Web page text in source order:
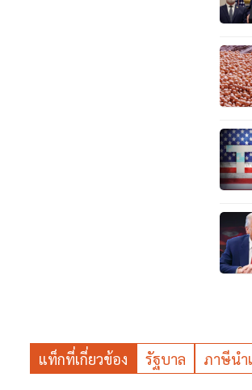
แท็กที่เกี่ยวข้อง รัฐบาล ภาษีนำ